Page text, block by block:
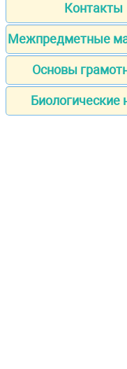
Контакты
Межпредметные
Основы
Биологические